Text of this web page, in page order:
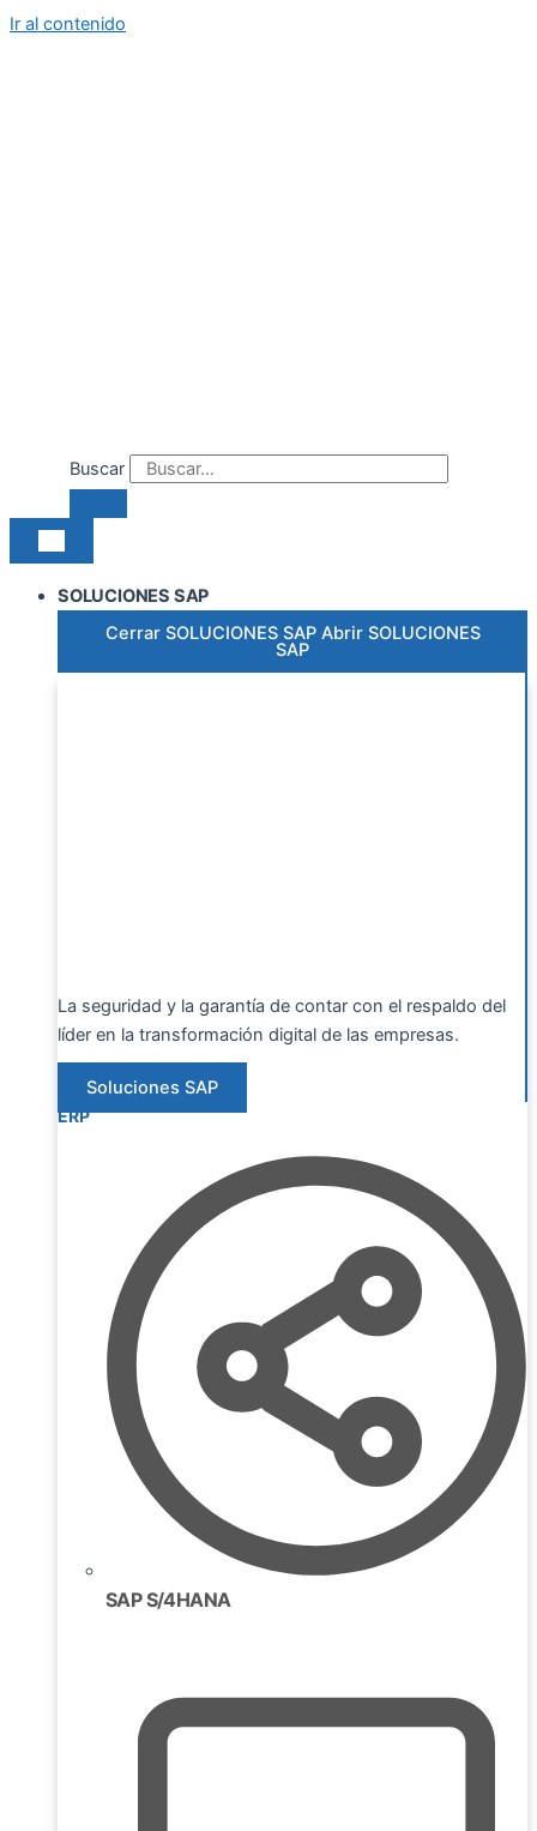
Ir al contenido
Buscar
SOLUCIONES SAP
Cerrar SOLUCIONES SAP Abrir SOLUCIONES
SAP
La seguridad y la garantía de contar con el respaldo del
líder en la transformación digital de las empresas.
Soluciones SAP
ERP
SAP S/4HANA